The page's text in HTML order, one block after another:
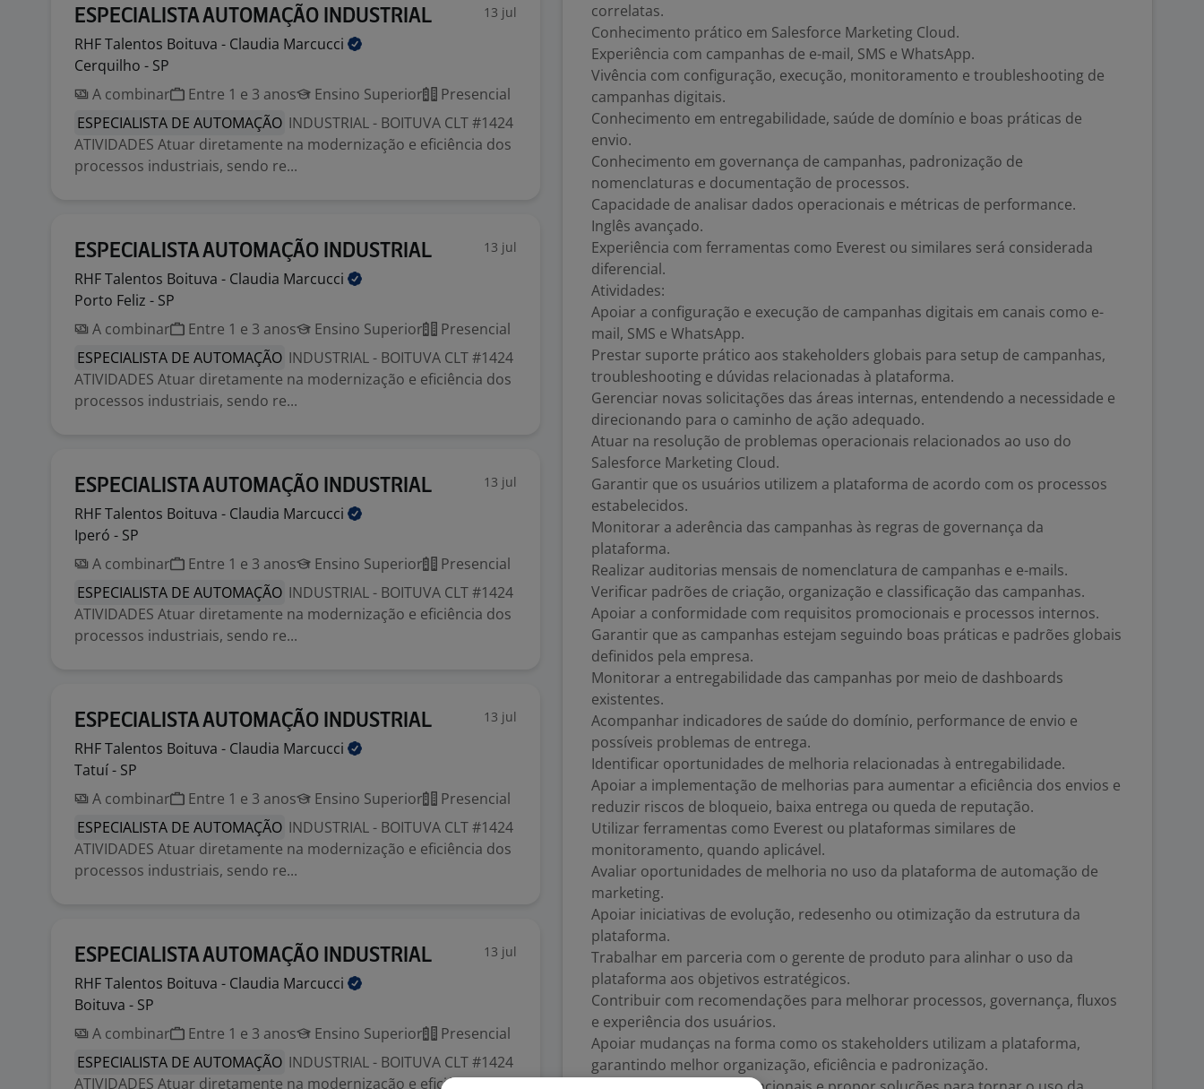
ESPECIALISTA AUTOMAÇÃO INDUSTRIAL 13 jul
RHF Talentos Boituva - Claudia Marcucci
Cerquilho - SP
A combinar
Entre 1 e 3 anos Ensino Superior
Presencial
ESPECIALISTA DE AUTOMAÇÃO INDUSTRIAL - BOITUVA CLT #1424
ATIVIDADES Atuar diretamente na modernização e eficiência dos
processos industriais, sendo re...
ESPECIALISTA AUTOMAÇÃO INDUSTRIAL 13 jul
RHF Talentos Boituva - Claudia Marcucci
Porto Feliz - SP
A combinar
Entre 1 e 3 anos Ensino Superior
Presencial
ESPECIALISTA DE AUTOMAÇÃO INDUSTRIAL - BOITUVA CLT #1424
ATIVIDADES Atuar diretamente na modernização e eficiência dos
processos industriais, sendo re...
ESPECIALISTA AUTOMAÇÃO INDUSTRIAL 13 jul
RHF Talentos Boituva - Claudia Marcucci
Iperó - SP
A combinar
Entre 1 e 3 anos Ensino Superior
Presencial
ESPECIALISTA DE AUTOMAÇÃO INDUSTRIAL - BOITUVA CLT #1424
ATIVIDADES Atuar diretamente na modernização e eficiência dos
processos industriais, sendo re...
ESPECIALISTA AUTOMAÇÃO INDUSTRIAL 13 jul
RHF Talentos Boituva - Claudia Marcucci
Tatuí - SP
A combinar
Entre 1 e 3 anos Ensino Superior
Presencial
ESPECIALISTA DE AUTOMAÇÃO INDUSTRIAL - BOITUVA CLT #1424
ATIVIDADES Atuar diretamente na modernização e eficiência dos
processos industriais, sendo re...
ESPECIALISTA AUTOMAÇÃO INDUSTRIAL 13 jul
RHF Talentos Boituva - Claudia Marcucci
Boituva - SP
A combinar
Entre 1 e 3 anos Ensino Superior
Presencial
ESPECIALISTA DE AUTOMAÇÃO INDUSTRIAL - BOITUVA CLT #1424
ATIVIDADES Atuar diretamente na modernização e eficiência dos
correlatas.
Conhecimento prático em Salesforce Marketing Cloud.
Experiência com campanhas de e-mail, SMS e WhatsApp.
Vivência com configuração, execução, monitoramento e troubleshooting de
campanhas digitais.
Conhecimento em entregabilidade, saúde de domínio e boas práticas de
envio.
Conhecimento em governança de campanhas, padronização de
nomenclaturas e documentação de processos.
Capacidade de analisar dados operacionais e métricas de performance.
Inglês avançado.
Experiência com ferramentas como Everest ou similares será considerada
diferencial.
Atividades:
Apoiar a configuração e execução de campanhas digitais em canais como e-
mail, SMS e WhatsApp.
Prestar suporte prático aos stakeholders globais para setup de campanhas,
troubleshooting e dúvidas relacionadas à plataforma.
Gerenciar novas solicitações das áreas internas, entendendo a necessidade e
direcionando para o caminho de ação adequado.
Atuar na resolução de problemas operacionais relacionados ao uso do
Salesforce Marketing Cloud.
Garantir que os usuários utilizem a plataforma de acordo com os processos
estabelecidos.
Monitorar a aderência das campanhas às regras de governança da
plataforma.
Realizar auditorias mensais de nomenclatura de campanhas e e-mails.
Verificar padrões de criação, organização e classificação das campanhas.
Apoiar a conformidade com requisitos promocionais e processos internos.
Garantir que as campanhas estejam seguindo boas práticas e padrões globais
definidos pela empresa.
Monitorar a entregabilidade das campanhas por meio de dashboards
existentes.
Acompanhar indicadores de saúde do domínio, performance de envio e
possíveis problemas de entrega.
Identificar oportunidades de melhoria relacionadas à entregabilidade.
Apoiar a implementação de melhorias para aumentar a eficiência dos envios e
reduzir riscos de bloqueio, baixa entrega ou queda de reputação.
Utilizar ferramentas como Everest ou plataformas similares de
monitoramento, quando aplicável.
Avaliar oportunidades de melhoria no uso da plataforma de automação de
marketing.
Apoiar iniciativas de evolução, redesenho ou otimização da estrutura da
plataforma.
Trabalhar em parceria com o gerente de produto para alinhar o uso da
plataforma aos objetivos estratégicos.
Contribuir com recomendações para melhorar processos, governança, fluxos
e experiência dos usuários.
Apoiar mudanças na forma como os stakeholders utilizam a plataforma,
garantindo melhor organização, eficiência e padronização.